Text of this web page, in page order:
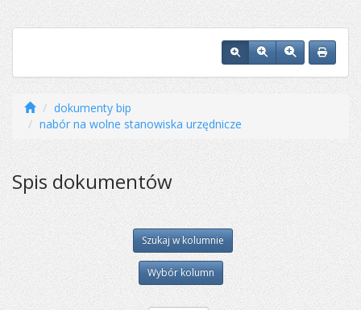
dokumenty bip
nabór na wolne stanowiska urzędnicze
Spis dokumentów
Szukaj w kolumnie
Wybór kolumn